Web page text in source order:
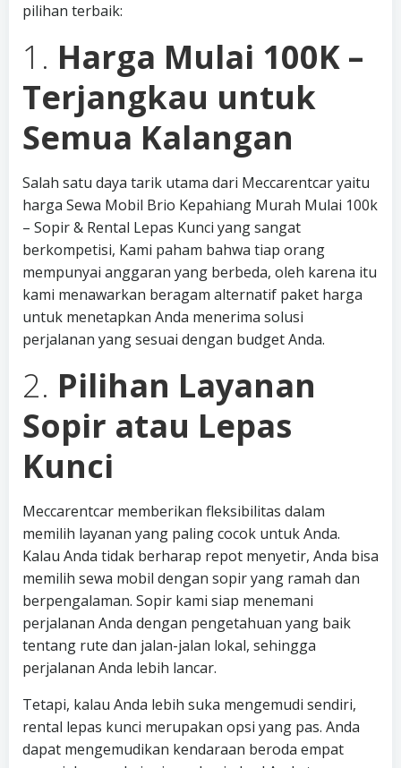
pilihan terbaik:
1. Harga Mulai 100K –
Terjangkau untuk
Semua Kalangan
Salah satu daya tarik utama dari Meccarentcar yaitu
harga Sewa Mobil Brio Kepahiang Murah Mulai 100k
– Sopir & Rental Lepas Kunci yang sangat
berkompetisi, Kami paham bahwa tiap orang
mempunyai anggaran yang berbeda, oleh karena itu
kami menawarkan beragam alternatif paket harga
untuk menetapkan Anda menerima solusi
perjalanan yang sesuai dengan budget Anda.
2. Pilihan Layanan
Sopir atau Lepas
Kunci
Meccarentcar memberikan fleksibilitas dalam
memilih layanan yang paling cocok untuk Anda.
Kalau Anda tidak berharap repot menyetir, Anda bisa
memilih sewa mobil dengan sopir yang ramah dan
berpengalaman. Sopir kami siap menemani
perjalanan Anda dengan pengetahuan yang baik
tentang rute dan jalan-jalan lokal, sehingga
perjalanan Anda lebih lancar.
Tetapi, kalau Anda lebih suka mengemudi sendiri,
rental lepas kunci merupakan opsi yang pas. Anda
dapat mengemudikan kendaraan beroda empat